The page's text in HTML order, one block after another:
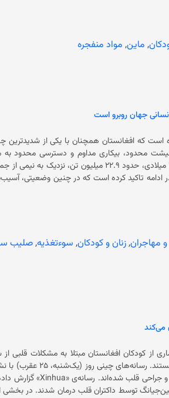
می‌شود.
, ماین, مواد منفجره
جهان روبرو است
است که افغانستان همچنان با یکی از
که معیشت محدود، بیکاری مداوم و دسترسی
خانواده‌ها را به آستانه‌ی بقا سوق داده و در سال ۲۰۲۵ میلادی،
صلیب سرخ در ادامه تاکید کرده است که در چنین وضعیتی،
خشک‌سالی، سیل و تغییرات اقلیمی، محصولات کشاورزی
است. این نهاد تصریح کرد که در مجموع، چالش‌های بشردوستانه‌ی
و مهاجران,زنان و کودکان, سوءتغذیه,صلیب
می‌کند
از کودکان افغانستان مبتلا به مشکلات
شده‌اند و صدها کودک دیگر نیز
۲۰۱۸ میلادی حدود ۱۰۰ کودک